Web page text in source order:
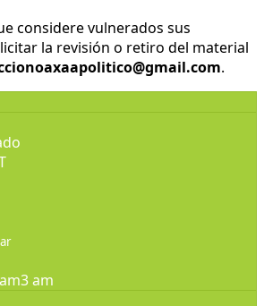
considere vulnerados sus
la revisión o retiro del material
.
3 am